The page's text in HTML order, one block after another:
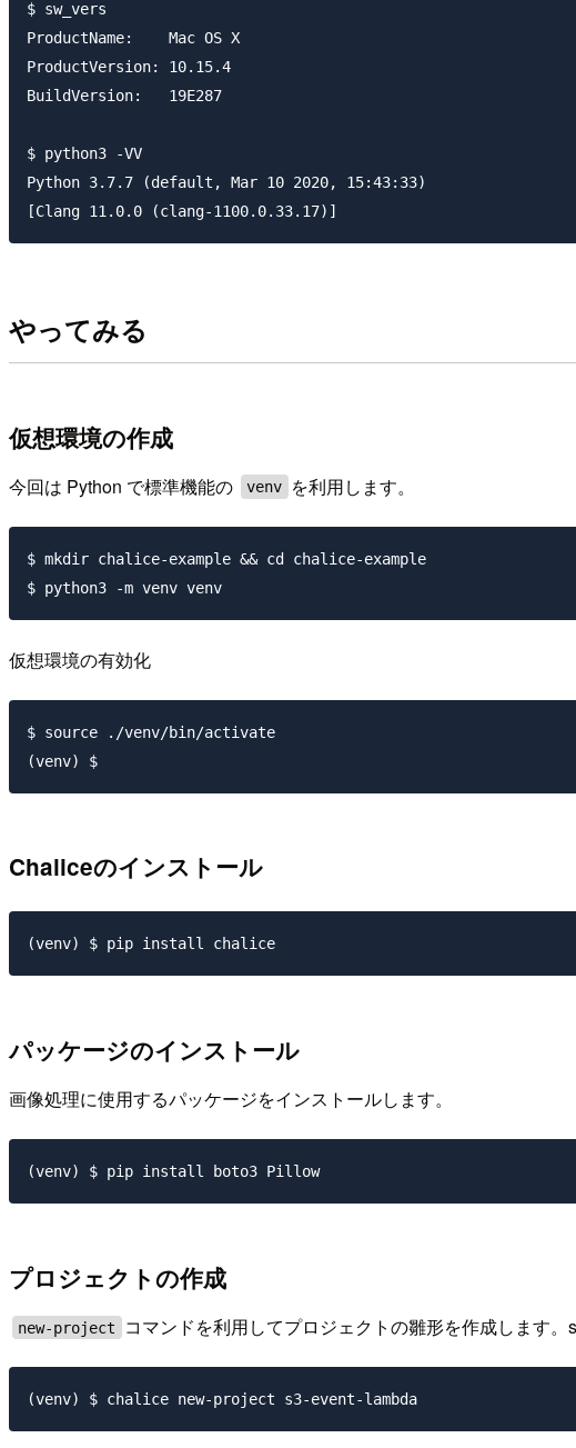
$ sw_vers
ProductName:	Mac OS X
ProductVersion:	10.15.4
BuildVersion:	19E287
$ python3 -VV
Python 3.7.7 (default, Mar 10 2020, 15:43:33)
やってみる
仮想環境の作成
今回は Python で標準機能の venv を利用します。
$ mkdir chalice-example && cd chalice-example
仮想環境の有効化
$ source ./venv/bin/activate
Chaliceのインストール
パッケージのインストール
画像処理に使用するパッケージをインストールします。
プロジェクトの作成
new-project コマンドを利用してプロジェクトの雛形を作成します